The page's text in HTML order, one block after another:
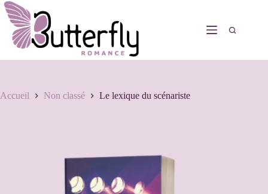
Accueil Non classé Le lexique du scénariste